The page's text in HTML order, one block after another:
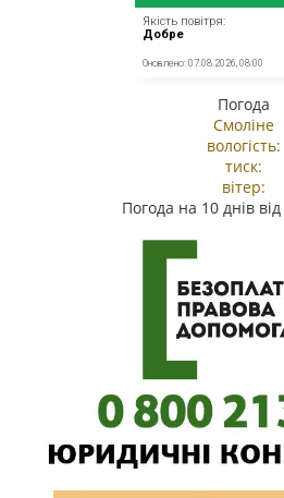
Погода
Смоліне
вологість:
тиск:
вітер:
Погода на 10 днів від